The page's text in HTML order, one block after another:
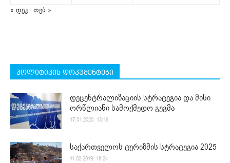
« დეკ თებ »
პოლიტიკის დოკუმენტები
დეცენტრალიზაციის სტრატეგია და მისი
ორწლიანი სამოქმედო გეგმა
17.01.2020. 13:16
საქართველოს ტურიზმის სტრატეგია 2025
11.02.2019. 18:24